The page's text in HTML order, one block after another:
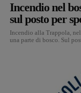
Incendio nel
sul posto per
Incendio alla Trappola,
una parte di bosco. Sul